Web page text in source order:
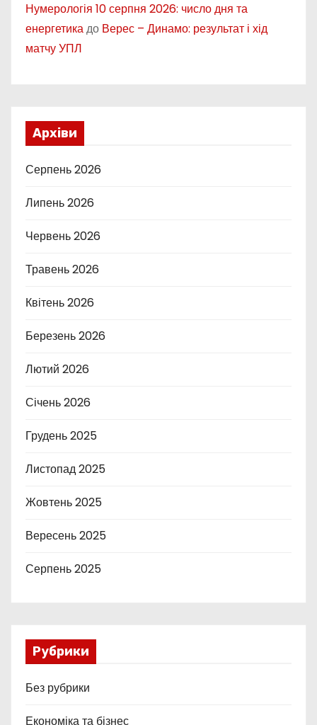
Нумерологія 10 серпня 2026: число дня та
енергетикадо Верес – Динамо: результат і хід
матчу УПЛ
Архіви
Серпень 2026
Липень 2026
Червень 2026
Травень 2026
Квітень 2026
Березень 2026
Лютий 2026
Січень 2026
Грудень 2025
Листопад 2025
Жовтень 2025
Вересень 2025
Серпень 2025
Рубрики
Без рубрики
Економіка та бізнес